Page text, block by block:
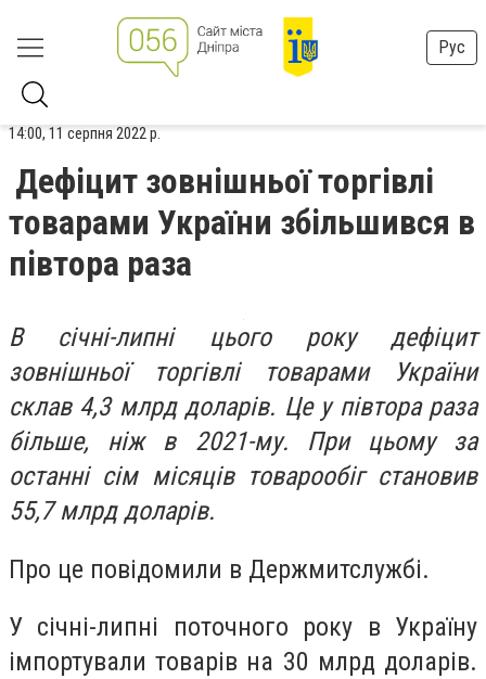
Рус
14:00, 11 серпня 2022 р.
Дефіцит зовнішньої торгівлі
товарами України збільшився в
півтора раза
В січні-липні цього року дефіцит
зовнішньої торгівлі товарами України
склав 4,3 млрд доларів. Це у півтора раза
більше, ніж в 2021-му. При цьому за
останні сім місяців товарообіг становив
55,7 млрд доларів.
Про це повідомили в Держмитслужбі.
У січні-липні поточного року в Україну
імпортували товарів на 30 млрд доларів.